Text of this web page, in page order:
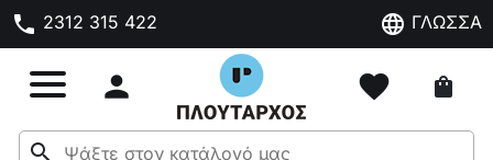
phone 2312 315 422 language ΓΛΩΣΣΑ
 favorite shopping_bag
search